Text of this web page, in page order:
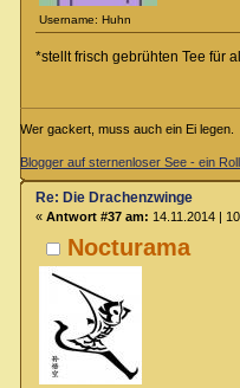
Username: Huhn
*stellt frisch gebrühten Tee für
Wer gackert, muss auch ein Ei legen.
Blogger auf sternenloser See - ein
Nocturama
Re: Die Drachenzwinge
« Antwort #37 am: 14.11.2014 |